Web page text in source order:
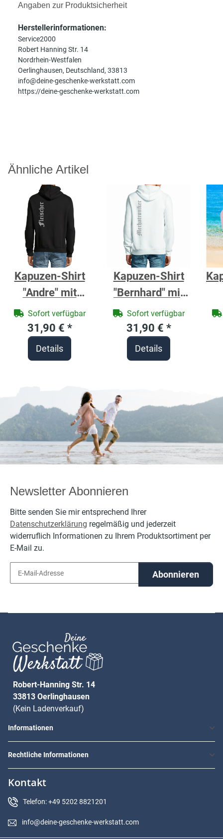
Angaben zur Produktsicherheit
Herstellerinformationen:
Service2000
Robert Hanning Str. 14
Nordrhein-Westfalen
Oerlinghausen, Deutschland, 33813
info@deine-geschenke-werkstatt.com
https://deine-geschenke-werkstatt.com
Ähnliche Artikel
Kapuzen-Shirt
"Andre" mit
Zunftzeichen
Fleischer -
Berufe Shirt für
Handwerker
Sofort verfügbar
31,90 € *
Details
Kapuzen-Shirt
"Bernhard" mit
Zunftzeichen
Mechatroniker -
Berufe Shirt für
Handwerker
Sofort verfügbar
31,90 € *
Details
Newsletter Abonnieren
Bitte senden Sie mir entsprechend Ihrer
Datenschutzerklärung regelmäßig und jederzeit
widerruflich Informationen zu Ihrem Produktsortiment per
E-Mail zu.
Abonnieren
Robert-Hanning Str. 14
33813 Oerlinghausen
(Kein Ladenverkauf)
Informationen
Rechtliche Informationen
Kontakt
Telefon: +49 5202 8821201
info@deine-geschenke-werkstatt.com